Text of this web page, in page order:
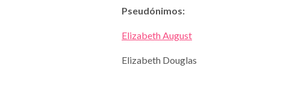
Pseudónimos:
Elizabeth August
Elizabeth Douglas